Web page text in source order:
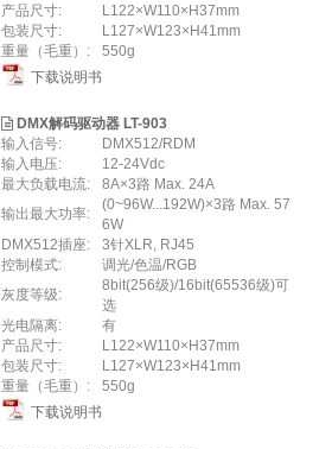
产品尺寸:
L122×W110×H37mm
包装尺寸:
L127×W123×H41mm
重量（毛重）:
550g
下载说明书
DMX解码驱动器 LT-903
输入信号:
DMX512/RDM
输入电压:
12-24Vdc
最大负载电流:
8A×3路 Max. 24A
输出最大功率:
(0~96W...192W)×3路 Max. 57
6W
DMX512插座:
3针XLR, RJ45
控制模式:
调光/色温/RGB
灰度等级:
8bit(256级)/16bit(65536级)可
选
光电隔离:
有
产品尺寸:
L122×W110×H37mm
包装尺寸:
L127×W123×H41mm
重量（毛重）:
550g
下载说明书